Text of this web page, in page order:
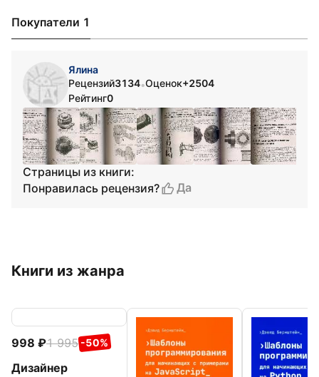
Покупатели 1
Ялина
Рецензий3134•Оценок+2504
Рейтинг0
Страницы из книги:
Понравилась рецензия?
Да
Книги из жанра
998 1 995 -50%
Дизайнер